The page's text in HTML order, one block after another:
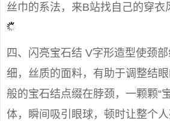
丝巾的系法，来B站找自己的穿衣
四、闪亮宝石结 V字形造型使颈
细，丝质的面料，有助于调整结
般的宝石结点缀在脖颈，一颗颗“
体，瞬间吸引眼球，顿时让整个人